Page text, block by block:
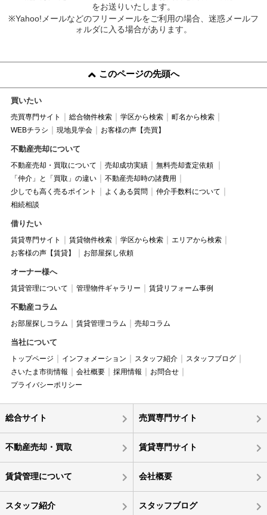
をお送りいたします。
※Yahoo!メールなどのフリーメールをご利用の場合、迷惑メールフ
ォルダに入る場合があります。
このページの先頭へ
買いたい
売買専門サイト 総合物件検索 学区から検索
町名から検索
WEBチラシ
現地見学会 お客様の声【売買】
不動産売却について
不動産売却・買取について 売却成功実績
無料売却査定依頼
「仲介」と「買取」の違い
不動産売却時の諸費用
少しでも高く売るポイント
よくある質問
仲介手数料について
相続相談
借りたい
賃貸専門サイト 賃貸物件検索 学区から検索
エリアから検索
お客様の声【賃貸】
お部屋探し依頼
オーナー様へ
賃貸管理について 管理物件ギャラリー 賃貸リフォーム事例
不動産コラム
お部屋探しコラム 賃貸管理コラム 売却コラム
当社について
トップページ インフォメーション スタッフ紹介
スタッフブログ
さいたま市街情報
会社概要 採用情報
お問合せ
プライバシーポリシー
総合サイト 売買専門サイト
不動産売却・買取 賃貸専門サイト
賃貸管理について 会社概要
スタッフ紹介 スタッフブログ